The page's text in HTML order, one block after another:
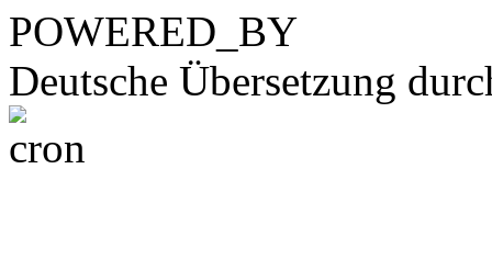
POWERED_BY
Deutsche Übersetzung